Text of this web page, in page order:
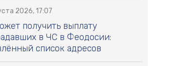
2026, 17:07
получить выплату
в ЧС в Феодосии:
список адресов